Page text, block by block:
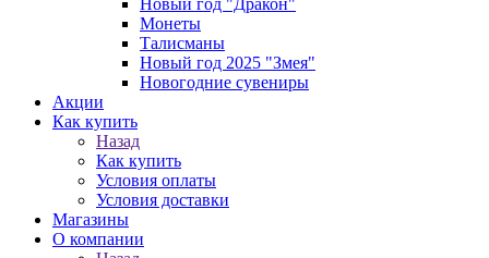
Новый год "Дракон"
Монеты
Талисманы
Новый год 2025 "Змея"
Новогодние сувениры
Акции
Как купить
Назад
Как купить
Условия оплаты
Условия доставки
Магазины
О компании